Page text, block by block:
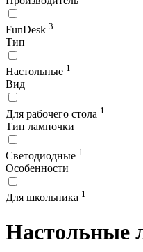
FunDesk 3
Тип
Настольные 1
Вид
Для рабочего стола 1
Тип лампочки
Светодиодные 1
Особенности
Для школьника 1
Настольные